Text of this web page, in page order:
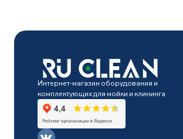
Интернет-магазин оборудования и
комплектующих для мойки и клининга